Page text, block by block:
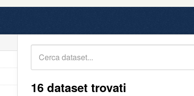
16 dataset trovati